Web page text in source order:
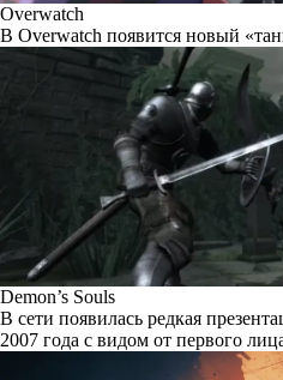
Overwatch
В Overwatch появится новый
Demon’s Souls
В сети появилась редкая
2007 года с видом от первого